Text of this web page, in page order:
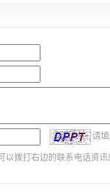
请填
以拨打右边的联系电话资